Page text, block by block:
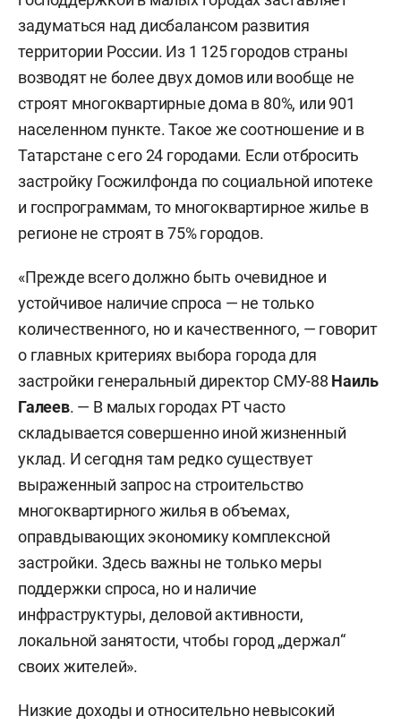
задуматься над дисбалансом развития
территории России. Из 1 125 городов страны
возводят не более двух домов или вообще не
строят многоквартирные дома в 80%, или 901
населенном пункте. Такое же соотношение и в
Татарстане с его 24 городами. Если отбросить
застройку Госжилфонда по социальной ипотеке
и госпрограммам, то многоквартирное жилье в
регионе не строят в 75% городов.
«Прежде всего должно быть очевидное и
устойчивое наличие спроса — не только
количественного, но и качественного, — говорит
о главных критериях выбора города для
застройки генеральный директор СМУ-88 Наиль
Галеев. — В малых городах РТ часто
складывается совершенно иной жизненный
уклад. И сегодня там редко существует
выраженный запрос на строительство
многоквартирного жилья в объемах,
оправдывающих экономику комплексной
застройки. Здесь важны не только меры
поддержки спроса, но и наличие
инфраструктуры, деловой активности,
локальной занятости, чтобы город „держал“
своих жителей».
Низкие доходы и относительно невысокий